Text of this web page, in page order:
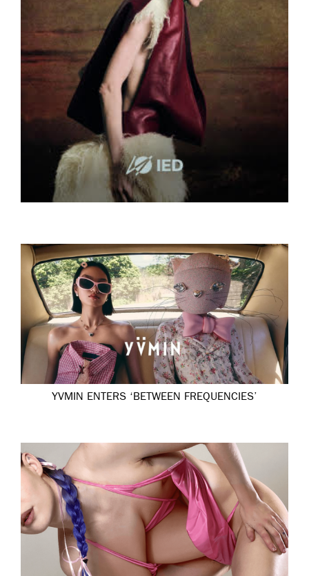
YVMIN ENTERS ‘BETWEEN FREQUENCIES’